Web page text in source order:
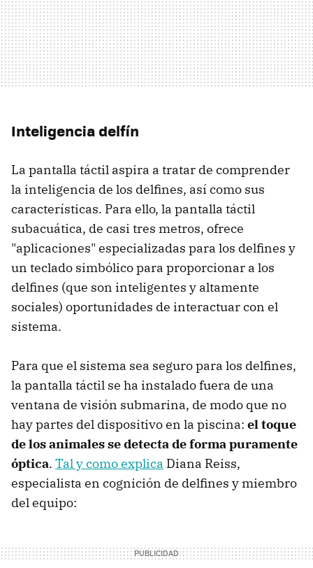
Inteligencia delfín
La pantalla táctil aspira a tratar de comprender
la inteligencia de los delfines, así como sus
características. Para ello, la pantalla táctil
subacuática, de casi tres metros, ofrece
"aplicaciones" especializadas para los delfines y
un teclado simbólico para proporcionar a los
delfines (que son inteligentes y altamente
sociales) oportunidades de interactuar con el
sistema.
Para que el sistema sea seguro para los delfines,
la pantalla táctil se ha instalado fuera de una
ventana de visión submarina, de modo que no
hay partes del dispositivo en la piscina: el toque
de los animales se detecta de forma puramente
óptica. Tal y como explica Diana Reiss,
especialista en cognición de delfines y miembro
del equipo: